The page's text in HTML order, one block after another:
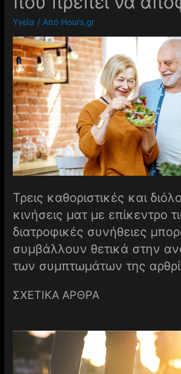
Υγεία / Από Hours.gr
Τρεις καθοριστικές και
κινήσεις ματ με επίκεντρο
διατροφικές συνήθειες
συμβάλλουν θετικά στην
των συμπτωμάτων της
ΣΧΕΤΙΚΑ ΑΡΘΡΑ